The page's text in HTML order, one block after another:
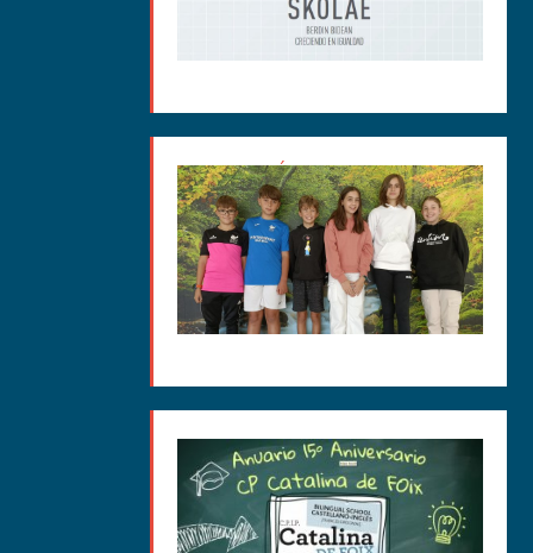
MEDIACIÓN CURSO 2025-
26
ANUARIO 15ª
ANIVERSARIO